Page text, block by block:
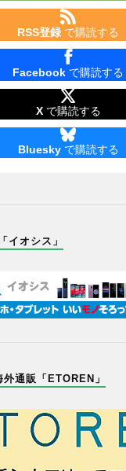
RSS登録 で購読する
Facebook で購読する
Xで購読する
Blueskyで購読する
イオシス」
通販「ETOREN」